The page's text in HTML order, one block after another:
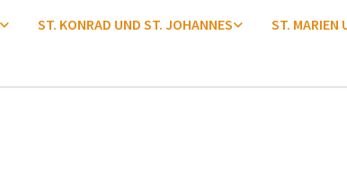
ST. KONRAD UND ST. JOHANNES ST. MARIEN